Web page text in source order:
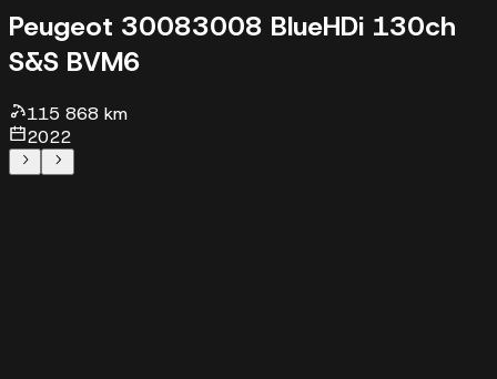
Peugeot 30083008 BlueHDi 130ch
S&S BVM6
115 868 km
2022